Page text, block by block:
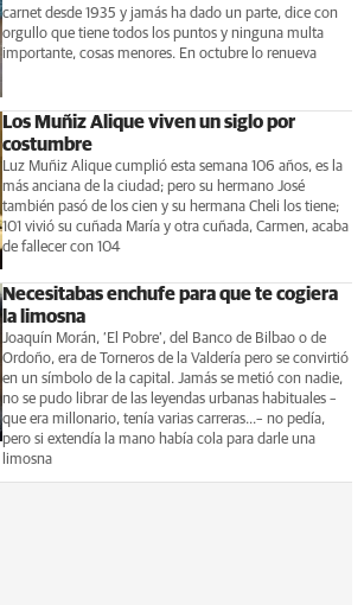
carnet desde 1935 y jamás ha dado un parte, dice con
orgullo que tiene todos los puntos y ninguna multa
importante, cosas menores. En octubre lo renueva
Los Muñiz Alique viven un siglo por
costumbre
Luz Muñiz Alique cumplió esta semana 106 años, es la
más anciana de la ciudad; pero su hermano José
también pasó de los cien y su hermana Cheli los tiene;
101 vivió su cuñada María y otra cuñada, Carmen, acaba
de fallecer con 104
Necesitabas enchufe para que te cogiera
la limosna
Joaquín Morán, ‘El Pobre’, del Banco de Bilbao o de
Ordoño, era de Torneros de la Valdería pero se convirtió
en un símbolo de la capital. Jamás se metió con nadie,
no se pudo librar de las leyendas urbanas habituales –
que era millonario, tenía varias carreras...– no pedía,
pero si extendía la mano había cola para darle una
limosna